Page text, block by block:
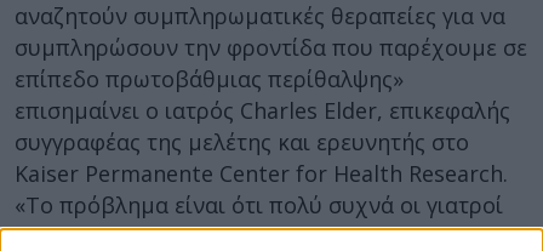
αναζητούν συμπληρωματικές θεραπείες για να
συμπληρώσουν την φροντίδα που παρέχουμε σε
επίπεδο πρωτοβάθμιας περίθαλψης»
επισημαίνει ο ιατρός Charles Elder, επικεφαλής
συγγραφέας της μελέτης και ερευνητής στο
Kaiser Permanente Center for Health Research.
«Το πρόβλημα είναι ότι πολύ συχνά οι γιατροί
δεν ρωτούν γι’ αυτές τις θεραπείες και οι